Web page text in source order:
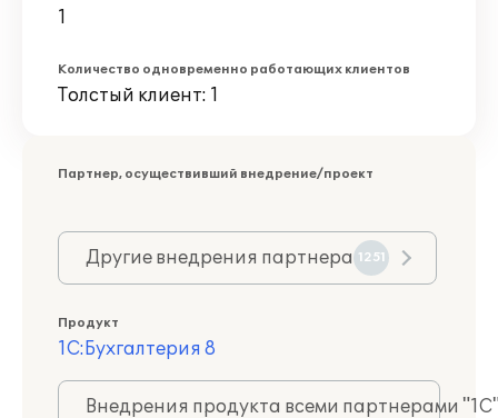
1
Количество одновременно работающих клиентов
Толстый клиент: 1
Партнер, осуществивший внедрение/проект
Другие внедрения партнера 1251
Продукт
1С:Бухгалтерия 8
Внедрения продукта всеми партнерами